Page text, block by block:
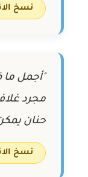
نسخ
"أجمل ما
مجرد
حنان
نسخ